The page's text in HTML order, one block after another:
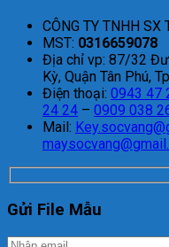
CÔNG TY TNHH SX
MST: 0316659078
Địa chỉ vp: 87/32
Kỳ, Quận Tân Phú,
Điện thoại: 0943 47
24 24 – 0909 038
Mail:
Gửi File Mẫu